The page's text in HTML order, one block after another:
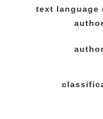
text language